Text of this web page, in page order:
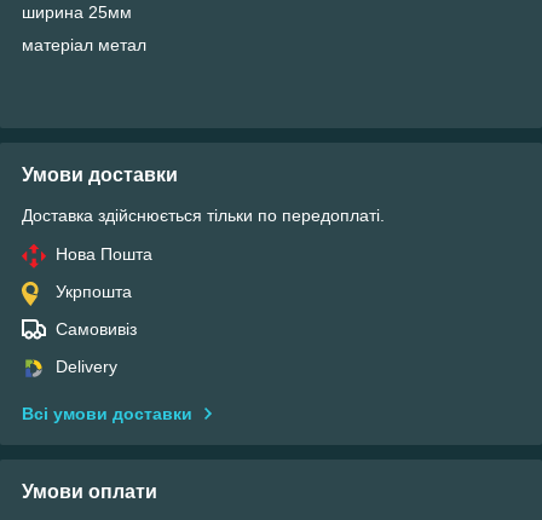
ширина 25мм
матеріал метал
Умови доставки
Доставка здійснюється тільки по передоплаті.
Нова Пошта
Укрпошта
Самовивіз
Delivery
Всі умови доставки
Умови оплати